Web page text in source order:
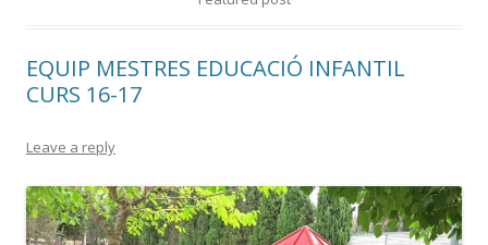
EQUIP MESTRES EDUCACIÓ INFANTIL
CURS 16-17
Leave a reply